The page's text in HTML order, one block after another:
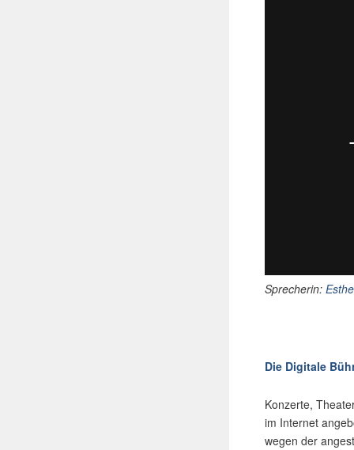
Sprecherin:
Die Digitale
Konzerte,
im Internet
wegen der